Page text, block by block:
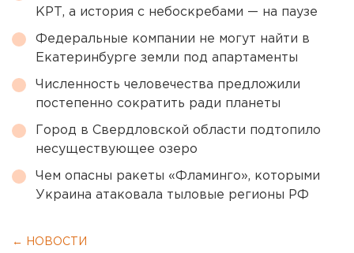
КРТ, а история с небоскребами — на паузе
Федеральные компании не могут найти в
Екатеринбурге земли под апартаменты
Численность человечества предложили
постепенно сократить ради планеты
Город в Свердловской области подтопило
несуществующее озеро
Чем опасны ракеты «Фламинго», которыми
Украина атаковала тыловые регионы РФ
← НОВОСТИ